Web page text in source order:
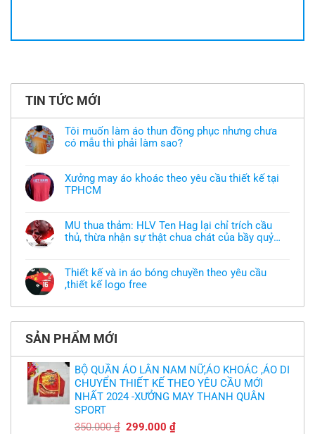
TIN TỨC MỚI
Tôi muốn làm áo thun đồng phục nhưng chưa
có mẫu thì phải làm sao?
bình
luận
ở
áo
thun
đồng
chưa
có
mẫu
thì
làm
Xưởng may áo khoác theo yêu cầu thiết kế tại
TPHCM
bình
luận
ở
Xưởng
khoác
theo
yêu
thiết
tại
TPHCM
MU thua thảm: HLV Ten Hag lại chỉ trích cầu
thủ, thừa nhận sự thật chua chát của bầy quỷ
bình
luận
ở
MU
thảm:
Hag
lại
trích
cầu
thủ,
thừa
nhận
sự
thật
chát
Thiết kế và in áo bóng chuyền theo yêu cầu
,thiết kế logo free
có
luận
Thiết
và
in
áo
bóng
chuyền
theo
yêu
,thiết
SẢN PHẨM MỚI
BỘ QUẦN ÁO LÂN NAM NỮ,ÁO KHOÁC ,ÁO DI
CHUYỂN THIẾT KẾ THEO YÊU CẦU MỚI
NHẤT 2024 -XƯỞNG MAY THANH QUÂN
SPORT
350.000₫ Giá
299.000₫Giá